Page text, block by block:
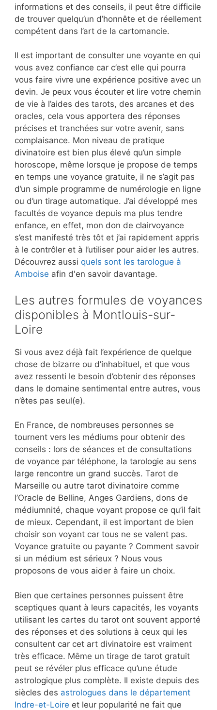
informations et des conseils, il peut être difficile
de trouver quelqu’un d’honnête et de réellement
compétent dans l’art de la cartomancie.
Il est important de consulter une voyante en qui
vous avez confiance car c’est elle qui pourra
vous faire vivre une expérience positive avec un
devin. Je peux vous écouter et lire votre chemin
de vie à l’aides des tarots, des arcanes et des
oracles, cela vous apportera des réponses
précises et tranchées sur votre avenir, sans
complaisance. Mon niveau de pratique
divinatoire est bien plus élevé qu’un simple
horoscope, même lorsque je propose de temps
en temps une voyance gratuite, il ne s’agit pas
d’un simple programme de numérologie en ligne
ou d’un tirage automatique. J’ai développé mes
facultés de voyance depuis ma plus tendre
enfance, en effet, mon don de clairvoyance
s’est manifesté très tôt et j’ai rapidement appris
à le contrôler et à l’utiliser pour aider les autres.
Découvrez aussi quels sont les tarologue à
Amboise afin d'en savoir davantage.
Les autres formules de voyances
disponibles à Montlouis-sur-
Loire
Si vous avez déjà fait l’expérience de quelque
chose de bizarre ou d’inhabituel, et que vous
avez ressenti le besoin d’obtenir des réponses
dans le domaine sentimental entre autres, vous
n’êtes pas seul(e).
En France, de nombreuses personnes se
tournent vers les médiums pour obtenir des
conseils : lors de séances et de consultations
de voyance par téléphone, la tarologie au sens
large rencontre un grand succès. Tarot de
Marseille ou autre tarot divinatoire comme
l’Oracle de Belline, Anges Gardiens, dons de
médiumnité, chaque voyant propose ce qu’il fait
de mieux. Cependant, il est important de bien
choisir son voyant car tous ne se valent pas.
Voyance gratuite ou payante ? Comment savoir
si un médium est sérieux ? Nous vous
proposons de vous aider à faire un choix.
Bien que certaines personnes puissent être
sceptiques quant à leurs capacités, les voyants
utilisant les cartes du tarot ont souvent apporté
des réponses et des solutions à ceux qui les
consultent car cet art divinatoire est vraiment
très efficace. Même un tirage de tarot gratuit
peut se révéler plus efficace qu’une étude
astrologique plus complète. Il existe depuis des
siècles des astrologues dans le département
Indre-et-Loire et leur popularité ne fait que